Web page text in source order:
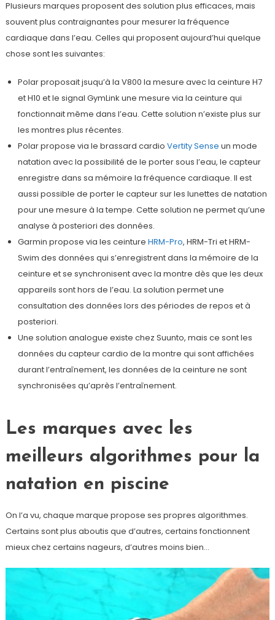
Plusieurs marques proposent des solution plus efficaces, mais
souvent plus contraignantes pour mesurer la fréquence
cardiaque dans l’eau. Celles qui proposent aujourd’hui quelque
chose sont les suivantes:
Polar proposait jsuqu’à la V800 la mesure avec la ceinture H7
et H10 et le signal GymLink une mesure via la ceinture qui
fonctionnait même dans l’eau. Cette solution n’existe plus sur
les montres plus récentes.
Polar propose via le brassard cardio Vertity Sense un mode
natation avec la possibilité de le porter sous l’eau, le capteur
enregistre dans sa mémoire la fréquence cardiaque. Il est
aussi possible de porter le capteur sur les lunettes de natation
pour une mesure à la tempe. Cette solution ne permet qu’une
analyse à posteriori des données.
Garmin propose via les ceinture HRM-Pro, HRM-Tri et HRM-
Swim des données qui s’enregistrent dans la mémoire de la
ceinture et se synchronisent avec la montre dès que les deux
appareils sont hors de l’eau. La solution permet une
consultation des données lors des périodes de repos et à
posteriori.
Une solution analogue existe chez Suunto, mais ce sont les
données du capteur cardio de la montre qui sont affichées
durant l’entraînement, les données de la ceinture ne sont
synchronisées qu’après l’entraînement.
Les marques avec les
meilleurs algorithmes pour la
natation en piscine
On l’a vu, chaque marque propose ses propres algorithmes.
Certains sont plus aboutis que d’autres, certains fonctionnent
mieux chez certains nageurs, d’autres moins bien…